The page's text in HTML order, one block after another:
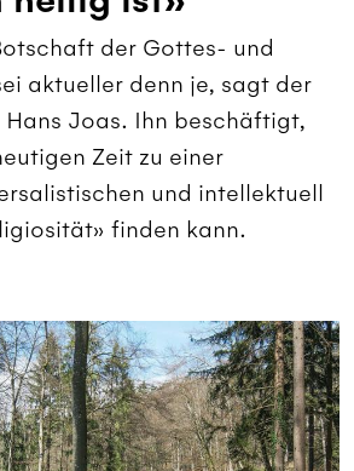
der Gottes- und
aktueller denn je, sagt der
Joas. Ihn beschäftigt,
Zeit zu einer
und intellektuell
finden kann.